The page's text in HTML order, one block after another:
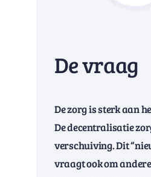
De vraag
De zorg is sterk aan
De decentralisatie
verschuiving. Dit
vraagt ook om